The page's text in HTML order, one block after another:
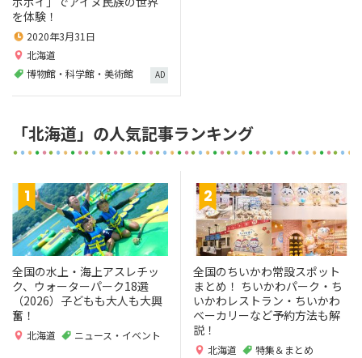
を体験！
2020年3月31日
北海道
博物館・科学館・美術館
AD
「北海道」の人気記事ランキング
全国の水上・海上アスレチッ
ク、ウォーターパーク18選
（2026）子どもも大人も大興
奮！
北海道 ニュース・イベント
全国のちいかわ常設スポット
まとめ！ ちいかわパーク・ち
いかわレストラン・ちいかわ
ベーカリーなど予約方法も解
説！
北海道 特集＆まとめ